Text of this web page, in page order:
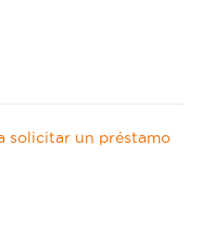
solicitar un préstamo